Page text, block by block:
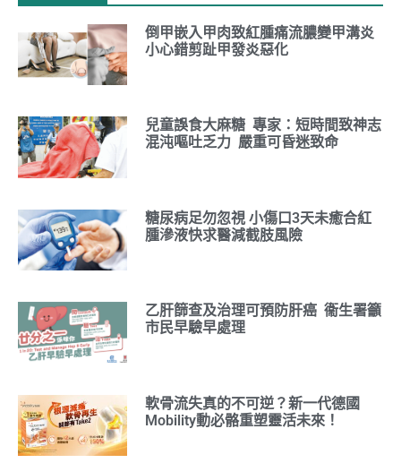
倒甲嵌入甲肉致紅腫痛流膿變甲溝炎
小心錯剪趾甲發炎惡化
兒童誤食大麻糖 專家：短時間致神志
混沌嘔吐乏力 嚴重可昏迷致命
糖尿病足勿忽視 小傷口3天未癒合紅
腫滲液快求醫減截肢風險
乙肝篩查及治理可預防肝癌 衞生署籲
市民早驗早處理
軟骨流失真的不可逆？新一代德國
Mobility動必骼重塑靈活未來！